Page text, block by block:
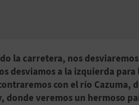
la carretera, nos
desviamos a la izquierda para
con el río Cazuma,
veremos un hermoso